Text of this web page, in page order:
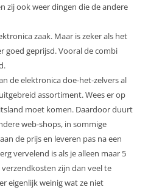
zij ook weer dingen die de andere
zaak. Maar is zeker als het
goed geprijsd. Vooral de combi
de elektronica doe-het-zelvers al
assortiment. Wees er op
moet komen. Daardoor duurt
web-shops, in sommige
de prijs en leveren pas na een
vervelend is als je alleen maar 5
zijn dan veel te
eigenlijk weinig wat ze niet